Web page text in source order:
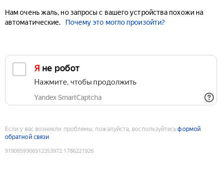
Нам очень жаль, но запросы с вашего устройства похожи на
автоматические.
Почему это могло произойти?
Я не робот
Нажмите, чтобы продолжить
Yandex SmartCaptcha
Если у вас возникли проблемы, пожалуйста, воспользуйтесьформой
обратной связи
9190859906512353972:1786221926